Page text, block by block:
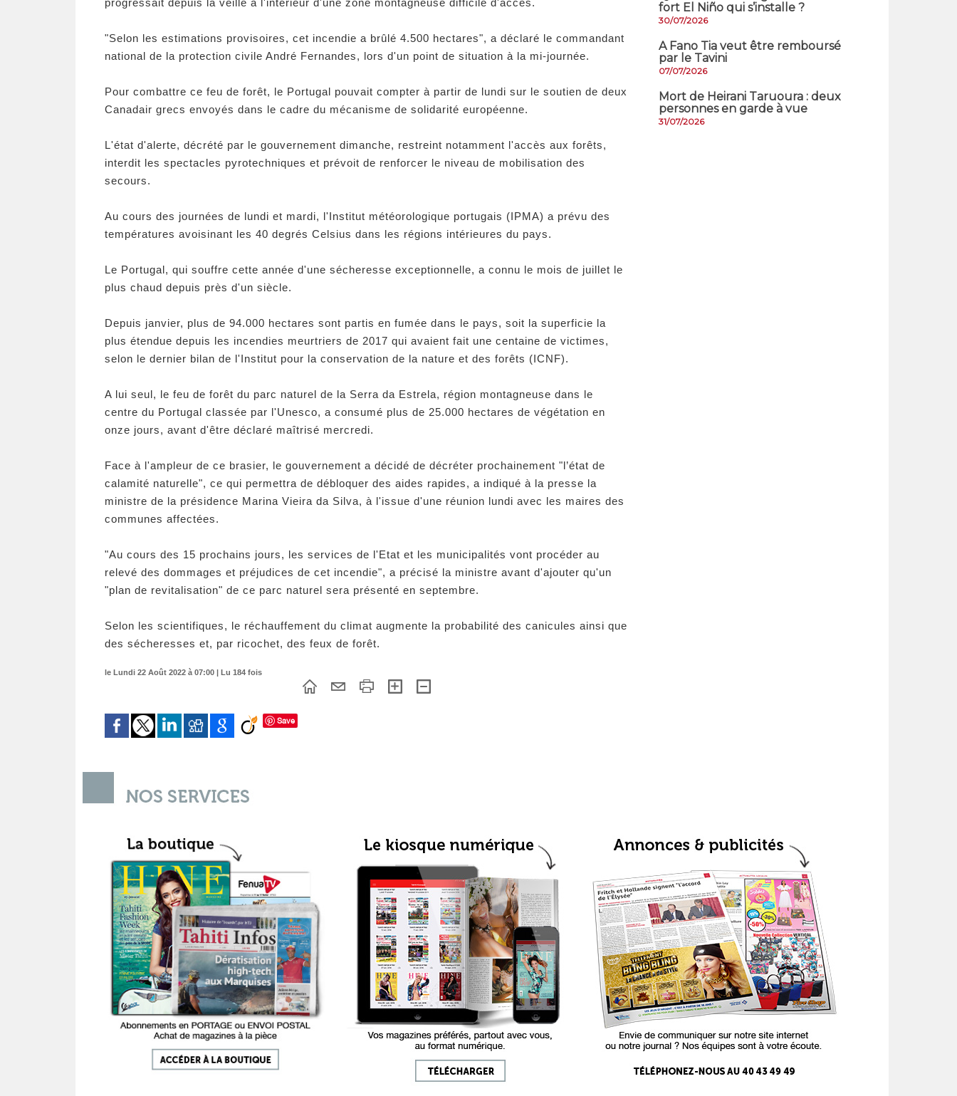
"Selon les estimations provisoires, cet incendie a brûlé 4.500 hectares", a déclaré le commandant
national de la protection civile André Fernandes, lors d'un point de situation à la mi-journée.
Pour combattre ce feu de forêt, le Portugal pouvait compter à partir de lundi sur le soutien de deux
Canadair grecs envoyés dans le cadre du mécanisme de solidarité européenne.
L'état d'alerte, décrété par le gouvernement dimanche, restreint notamment l'accès aux forêts,
interdit les spectacles pyrotechniques et prévoit de renforcer le niveau de mobilisation des
secours.
Au cours des journées de lundi et mardi, l'Institut météorologique portugais (IPMA) a prévu des
températures avoisinant les 40 degrés Celsius dans les régions intérieures du pays.
Le Portugal, qui souffre cette année d'une sécheresse exceptionnelle, a connu le mois de juillet le
plus chaud depuis près d'un siècle.
Depuis janvier, plus de 94.000 hectares sont partis en fumée dans le pays, soit la superficie la
plus étendue depuis les incendies meurtriers de 2017 qui avaient fait une centaine de victimes,
selon le dernier bilan de l'Institut pour la conservation de la nature et des forêts (ICNF).
A lui seul, le feu de forêt du parc naturel de la Serra da Estrela, région montagneuse dans le
centre du Portugal classée par l'Unesco, a consumé plus de 25.000 hectares de végétation en
onze jours, avant d'être déclaré maîtrisé mercredi.
Face à l'ampleur de ce brasier, le gouvernement a décidé de décréter prochainement "l’état de
calamité naturelle", ce qui permettra de débloquer des aides rapides, a indiqué à la presse la
ministre de la présidence Marina Vieira da Silva, à l'issue d'une réunion lundi avec les maires des
communes affectées.
"Au cours des 15 prochains jours, les services de l'Etat et les municipalités vont procéder au
relevé des dommages et préjudices de cet incendie", a précisé la ministre avant d'ajouter qu'un
"plan de revitalisation" de ce parc naturel sera présenté en septembre.
Selon les scientifiques, le réchauffement du climat augmente la probabilité des canicules ainsi que
des sécheresses et, par ricochet, des feux de forêt.
le Lundi 22 Août 2022 à 07:00 | Lu 184 fois
Save
fort El Niño qui s’installe ?
30/07/2026
A Fano Tia veut être remboursé
par le Tavini
07/07/2026
Mort de Heirani Taruoura : deux
personnes en garde à vue
31/07/2026